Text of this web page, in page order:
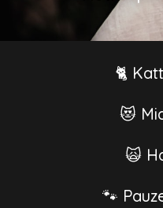
🐈
😻
🙀
🐾